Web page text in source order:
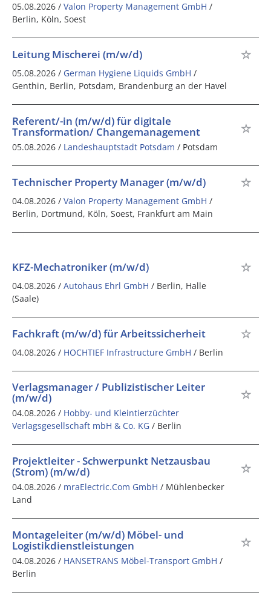
05.08.2026 / Valon Property Management GmbH /
Berlin, Köln, Soest
Leitung Mischerei (m/w/d)
05.08.2026 / German Hygiene Liquids GmbH /
Genthin, Berlin, Potsdam, Brandenburg an der Havel
Referent/-in (m/w/d) für digitale
Transformation/ Changemanagement
05.08.2026 / Landeshauptstadt Potsdam / Potsdam
Technischer Property Manager (m/w/d)
04.08.2026 / Valon Property Management GmbH /
Berlin, Dortmund, Köln, Soest, Frankfurt am Main
KFZ-Mechatroniker (m/w/d)
04.08.2026 / Autohaus Ehrl GmbH / Berlin, Halle
(Saale)
Fachkraft (m/w/d) für Arbeitssicherheit
04.08.2026 / HOCHTIEF Infrastructure GmbH / Berlin
Verlagsmanager / Publizistischer Leiter
(m/w/d)
04.08.2026 / Hobby- und Kleintierzüchter
Verlagsgesellschaft mbH & Co. KG / Berlin
Projektleiter - Schwerpunkt Netzausbau
(Strom) (m/w/d)
04.08.2026 / mraElectric.Com GmbH / Mühlenbecker
Land
Montageleiter (m/w/d) Möbel- und
Logistikdienstleistungen
04.08.2026 / HANSETRANS Möbel-Transport GmbH /
Berlin